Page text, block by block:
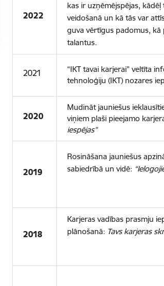
2022
kas ir uzņēmējspējas,
veidošanā un kā tās var
guva vērtīgus padomus,
talantus.
2021
“IKT tavai karjerai” veltīta
tehnoloģiju (IKT) nozares
2020
Mudināt jauniešus
viņiem plaši pieejamo
iespējas”
2019
Rosināšana jauniešus
sabiedrībā un vidē:
2018
Karjeras vadības prasmju
plānošanā: Tavs karjeras